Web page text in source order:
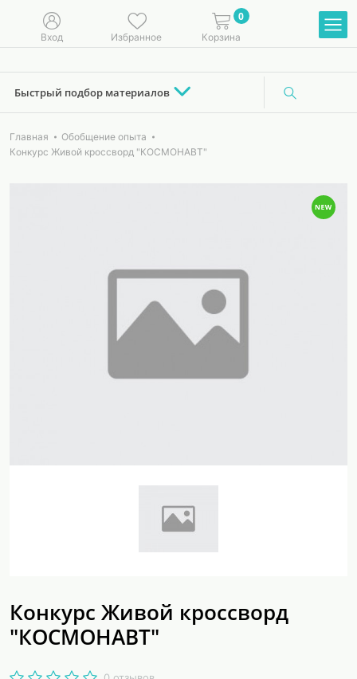
Вход Избранное
0
Корзина
Быстрый подбор материалов
Главная
Обобщение опыта
Конкурс Живой кроссворд "КОСМОНАВТ"
Конкурс Живой кроссворд
"КОСМОНАВТ"